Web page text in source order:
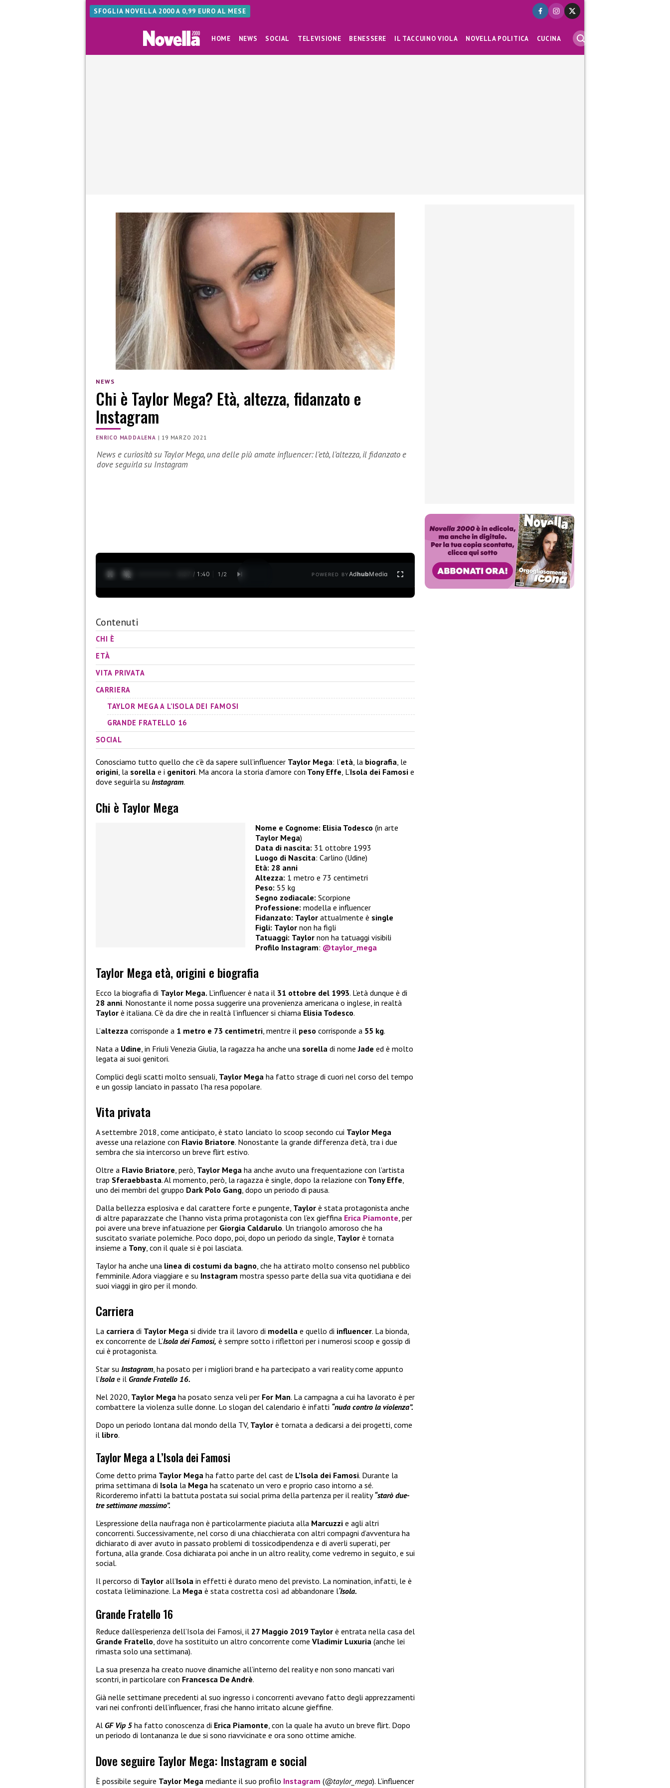
SFOGLIA NOVELLA 2000 A 0,99 EURO AL MESE
HOME NEWS SOCIAL TELEVISIONE BENESSERE IL TACCUINO VIOLA NOVELLA POLITICA CUCINA
NEWS
Chi è Taylor Mega? Età, altezza, fidanzato e
Instagram
ENRICO MADDALENA | 19 MARZO 2021
News e curiosità su Taylor Mega, una delle più amate influencer: l’età, l’altezza, il fidanzato e
dove seguirla su Instagram
0:28 / 1:40 1 /2 POWERED BYAdhubMedia
Contenuti
CHI È
ETÀ
VITA PRIVATA
CARRIERA
TAYLOR MEGA A L’ISOLA DEI FAMOSI
GRANDE FRATELLO 16
SOCIAL
Conosciamo tutto quello che c’è da sapere sull’influencer Taylor Mega: l’età, la biografia, le
origini, la sorella e i genitori. Ma ancora la storia d’amore con Tony Effe, L’Isola dei Famosi e
dove seguirla su Instagram.
Chi è Taylor Mega
Nome e Cognome: Elisia Todesco (in arte
Taylor Mega)
Data di nascita: 31 ottobre 1993
Luogo di Nascita: Carlino (Udine)
Età: 28 anni
Altezza: 1 metro e 73 centimetri
Peso: 55 kg
Segno zodiacale: Scorpione
Professione: modella e influencer
Fidanzato: Taylor attualmente è single
Figli: Taylor non ha figli
Tatuaggi: Taylor non ha tatuaggi visibili
Profilo Instagram: @taylor_mega
Taylor Mega età, origini e biografia
Ecco la biografia di Taylor Mega. L’influencer è nata il 31 ottobre del 1993. L’età dunque è di
28 anni. Nonostante il nome possa suggerire una provenienza americana o inglese, in realtà
Taylor è italiana. C’è da dire che in realtà l’influencer si chiama Elisia Todesco.
L’altezza corrisponde a 1 metro e 73 centimetri , mentre il peso corrisponde a 55 kg.
Nata a Udine , in Friuli Venezia Giulia, la ragazza ha anche una sorella di nomeJade ed è molto
legata ai suoi genitori.
Complici degli scatti molto sensuali, Taylor Mega ha fatto strage di cuori nel corso del tempo
e un gossip lanciato in passato l’ha resa popolare.
Vita privata
A settembre 2018, come anticipato, è stato lanciato lo scoop secondo cui Taylor Mega
avesse una relazione con Flavio Briatore. Nonostante la grande differenza d’età, tra i due
sembra che sia intercorso un breve flirt estivo.
Oltre a Flavio Briatore , però, Taylor Mega ha anche avuto una frequentazione con l’artista
trap Sferaebbasta. Al momento, però, la ragazza è single, dopo la relazione con Tony Effe
uno dei membri del gruppo Dark Polo Gang , dopo un periodo di pausa.
Dalla bellezza esplosiva e dal carattere forte e pungente, Taylor è stata protagonista anche
di altre paparazzate che l’hanno vista prima protagonista con l’ex gieffina Erica Piamonte , per
poi avere una breve infatuazione per Giorgia Caldarulo. Un triangolo amoroso che ha
suscitato svariate polemiche. Poco dopo, poi, dopo un periodo da single, Taylor è tornata
insieme a Tony , con il quale si è poi lasciata.
Taylor ha anche una linea di costumi da bagno , che ha attirato molto consenso nel pubblico
femminile. Adora viaggiare e su Instagram mostra spesso parte della sua vita quotidiana e dei
suoi viaggi in giro per il mondo.
Carriera
La carriera di Taylor Mega si divide tra il lavoro di modella e quello di influencer. La bionda,
ex concorrente de L’Isola dei Famosi, è sempre sotto i riflettori per i numerosi scoop e gossip di
cui è protagonista.
Star su Instagram, ha posato per i migliori brand e ha partecipato a vari reality come appunto
l’Isola e il Grande Fratello 16.
Nel 2020, Taylor Mega ha posato senza veli per For Man. La campagna a cui ha lavorato è per
combattere la violenza sulle donne. Lo slogan del calendario è infatti “nuda contro la violenza”.
Dopo un periodo lontana dal mondo della TV, Taylor è tornata a dedicarsi a dei progetti, come
il libro.
Taylor Mega a L’Isola dei Famosi
Come detto prima Taylor Mega ha fatto parte del cast de L’Isola dei Famosi. Durante la
prima settimana di Isola la Mega ha scatenato un vero e proprio caso intorno a sé.
Ricorderemo infatti la battuta postata sui social prima della partenza per il reality“starò due-
tre settimane massimo”.
L’espressione della naufraga non è particolarmente piaciuta alla Marcuzzi e agli altri
concorrenti. Successivamente, nel corso di una chiacchierata con altri compagni d’avventura ha
dichiarato di aver avuto in passato problemi di tossicodipendenza e di averli superati, per
fortuna, alla grande. Cosa dichiarata poi anche in un altro reality, come vedremo in seguito, e sui
social.
Il percorso di Taylor all’Isola in effetti è durato meno del previsto. La nomination, infatti, le è
costata l’eliminazione. La Mega è stata costretta così ad abbandonare l‘Isola.
Grande Fratello 16
Reduce dall’esperienza dell’Isola dei Famosi, il 27 Maggio 2019 Taylor è entrata nella casa del
Grande Fratello, dove ha sostituito un altro concorrente come Vladimir Luxuria (anche lei
rimasta solo una settimana).
La sua presenza ha creato nuove dinamiche all’interno del reality e non sono mancati vari
scontri, in particolare con Francesca De Andrè.
Già nelle settimane precedenti al suo ingresso i concorrenti avevano fatto degli apprezzamenti
vari nei confronti dell’influencer, frasi che hanno irritato alcune gieffine.
Al GF Vip 5 ha fatto conoscenza di Erica Piamonte, con la quale ha avuto un breve flirt. Dopo
un periodo di lontananza le due si sono riavvicinate e ora sono ottime amiche.
Dove seguire Taylor Mega: Instagram e social
È possibile seguire Taylor Mega mediante il suo profilo Instagram (@taylor_mega). L’influencer